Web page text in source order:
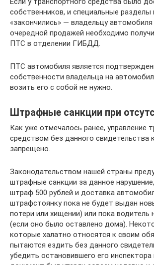
собственников, и специальные
«закончились» — владельцу
очередной продажей необходимо
ПТС в отделении ГИБДД.
ПТС автомобиля является
собственности владельца на
возить его с собой не нужно.
Штрафные санкции при
Как уже отмечалось ранее, управление
средством без данного свидетельства
запрещено.
Законодательством нашей страны
штрафные санкции за данное
штраф 500 рублей и доставка
штрафстоянку пока не будет выдан
потери или хищении) или пока водитель
(если оно было оставлено дома).
которые халатно относятся к своим
пытаются ездить без данного
убедить остановившего его